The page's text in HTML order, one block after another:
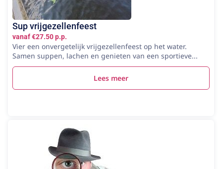
Sup vrijgezellenfeest
vanaf €27.50 p.p.
Vier een onvergetelijk vrijgezellenfeest op het water.
Samen suppen, lachen en genieten van een sportieve...
Lees meer